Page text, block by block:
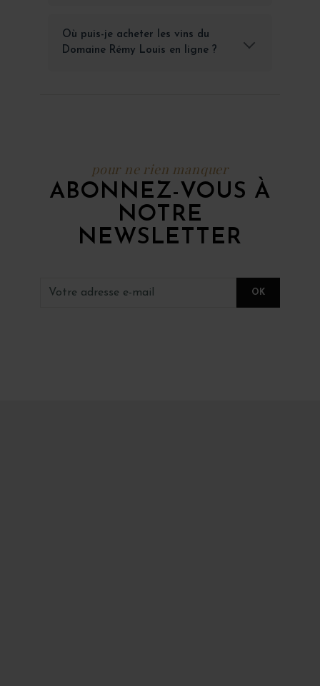
Où puis-je acheter les vins du
Domaine Rémy Louis en ligne ?
pour ne rien manquer
ABONNEZ-VOUS À
NOTRE
NEWSLETTER